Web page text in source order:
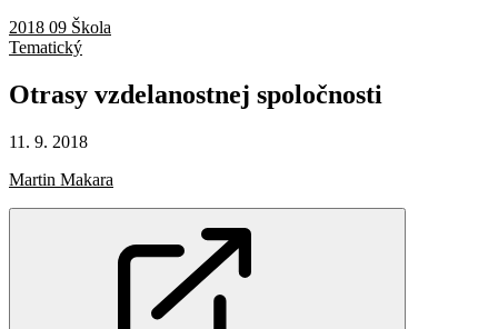
2018 09 Škola
Tematický
Otrasy vzdelanostnej spoločnosti
11. 9. 2018
Martin Makara